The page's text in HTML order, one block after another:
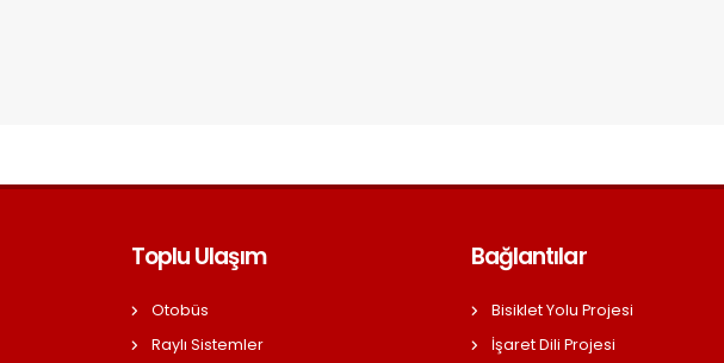
Toplu Ulaşım
Otobüs
Raylı Sistemler
Bağlantılar
Bisiklet Yolu Projesi
İşaret Dili Projesi